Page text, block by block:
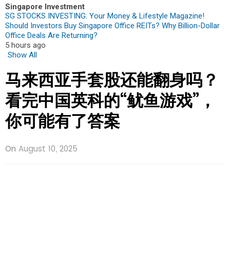
Singapore Investment
SG STOCKS INVESTING: Your Money & Lifestyle Magazine!
Should Investors Buy Singapore Office REITs? Why Billion-Dollar
Office Deals Are Returning?
5 hours ago
Show All
马来西亚手套股还能翻身吗？
看完中国英科的“鱿鱼游戏”，
你可能有了答案
On August 10, 2025